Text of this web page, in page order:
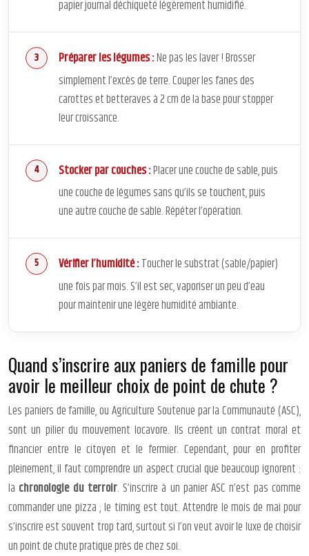
papier journal déchiqueté légèrement humidifié.
Préparer les légumes :Ne pas les laver ! Brosser
simplement l’excès de terre. Couper les fanes des
carottes et betteraves à 2 cm de la base pour stopper
leur croissance.
Stocker par couches :Placer une couche de sable, puis
une couche de légumes sans qu’ils se touchent, puis
une autre couche de sable. Répéter l’opération.
Vérifier l’humidité :Toucher le substrat (sable/papier)
une fois par mois. S’il est sec, vaporiser un peu d’eau
pour maintenir une légère humidité ambiante.
Quand s’inscrire aux paniers de famille pour
avoir le meilleur choix de point de chute ?
Les paniers de famille, ou Agriculture Soutenue par la Communauté (ASC),
sont un pilier du mouvement locavore. Ils créent un contrat moral et
financier entre le citoyen et le fermier. Cependant, pour en profiter
pleinement, il faut comprendre un aspect crucial que beaucoup ignorent :
la chronologie du terroir. S’inscrire à un panier ASC n’est pas comme
commander une pizza ; le timing est tout. Attendre le mois de mai pour
s’inscrire est souvent trop tard, surtout si l’on veut avoir le luxe de choisir
un point de chute pratique près de chez soi.